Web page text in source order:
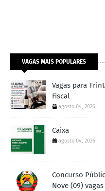
VAGAS MAIS POPULARES
Vagas para
Fiscal
agosto 04, 2026
Caixa
agosto 04, 2026
Concurso
Nove (09)